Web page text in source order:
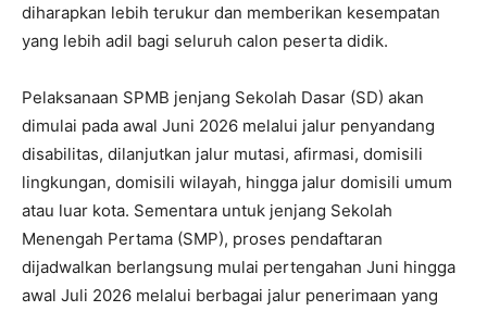
diharapkan lebih terukur dan memberikan kesempatan
yang lebih adil bagi seluruh calon peserta didik.
Pelaksanaan SPMB jenjang Sekolah Dasar (SD) akan
dimulai pada awal Juni 2026 melalui jalur penyandang
disabilitas, dilanjutkan jalur mutasi, afirmasi, domisili
lingkungan, domisili wilayah, hingga jalur domisili umum
atau luar kota. Sementara untuk jenjang Sekolah
Menengah Pertama (SMP), proses pendaftaran
dijadwalkan berlangsung mulai pertengahan Juni hingga
awal Juli 2026 melalui berbagai jalur penerimaan yang